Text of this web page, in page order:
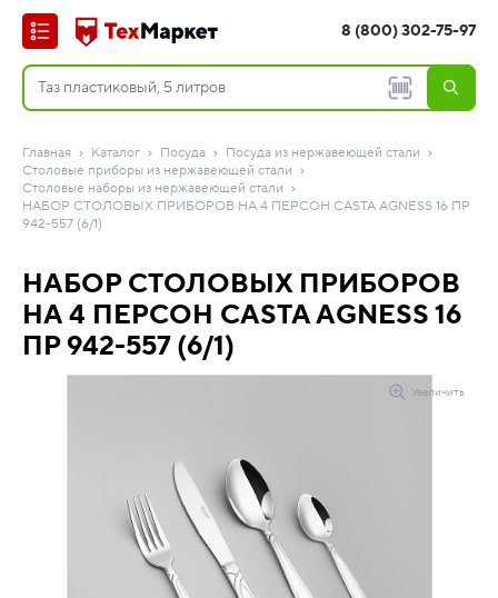
8 (800) 302-75-97
Главная Каталог Посуда
Посуда из нержавеющей стали
Столовые приборы из нержавеющей стали
Столовые наборы из нержавеющей стали
НАБОР СТОЛОВЫХ ПРИБОРОВ НА 4 ПЕРСОН CASTA AGNESS 16 ПР
942-557 (6/1)
НАБОР СТОЛОВЫХ ПРИБОРОВ
НА 4 ПЕРСОН CASTA AGNESS 16
ПР 942-557 (6/1)
Увеличить